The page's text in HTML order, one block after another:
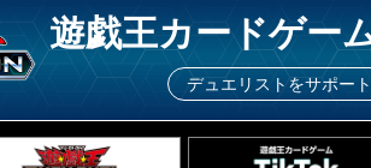
遊戯王カードゲー
デュエリストをサポー